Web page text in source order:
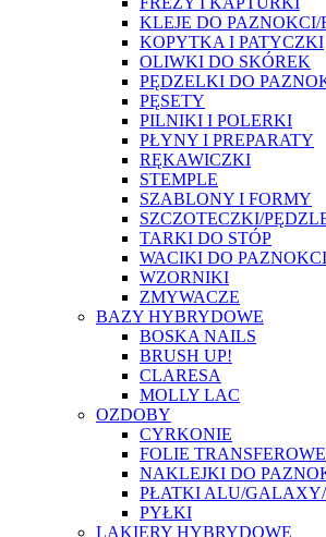
KLEJE DO PAZNOKCI/
KOPYTKA I PATYCZKI
OLIWKI DO SKÓREK
PĘDZELKI DO
PĘSETY
PILNIKI I POLERKI
PŁYNY I PREPARATY
RĘKAWICZKI
STEMPLE
SZABLONY I FORMY
SZCZOTECZKI/
TARKI DO STÓP
WACIKI DO PAZNOKCI
WZORNIKI
ZMYWACZE
BAZY HYBRYDOWE
BOSKA NAILS
BRUSH UP!
CLARESA
MOLLY LAC
OZDOBY
CYRKONIE
FOLIE TRANSFEROWE
NAKLEJKI DO
PŁATKI ALU/
PYŁKI
LAKIERY HYBRYDOWE